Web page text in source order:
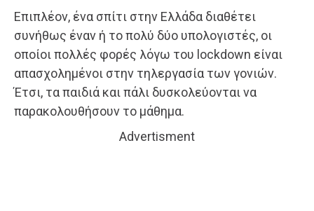
Επιπλέον, ένα σπίτι στην Ελλάδα διαθέτει
συνήθως έναν ή το πολύ δύο υπολογιστές, οι
οποίοι πολλές φορές λόγω του lockdown είναι
απασχολημένοι στην τηλεργασία των γονιών.
Έτσι, τα παιδιά και πάλι δυσκολεύονται να
παρακολουθήσουν το μάθημα.
Advertisment